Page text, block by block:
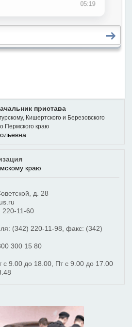
пристава
Кишертского и Березовского
Пермского краю
краю
д. 28
220-11-60
(342) 220-11-98 , факс: (342)
300 15 80
9.00 до 18.00, Пт с 9.00 до 17.00